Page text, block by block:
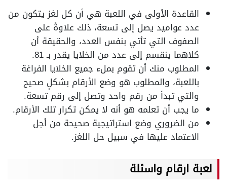
القاعدة الأولى في اللعبة هي أن كل لغز يتكون من
عدد عواميد يصل إلى تسعة، ذلك علاوةً على
الصفوف التي تأتي بنفس العدد، والحقيقة أن
كلاهما ينقسم إلى عدد من الخلايا يقدر بـ 81.
المطلوب منك أن تقوم بملء جميع الخلايا الفراغة
باللعبة، والمطلوب هو وضع الأرقام بشكلٍ صحيح
والتي تبدأ من رقم واحد وتصل إلى رقم تسعة.
ما يجب أن تعلمه هو أنه لا يمكن تكرار تلك الأرقام.
من الضروري وضع استراتيجية صحيحة من أجل
الاعتماد عليها في سبيل حل اللغز.
لعبة ارقام واسئلة